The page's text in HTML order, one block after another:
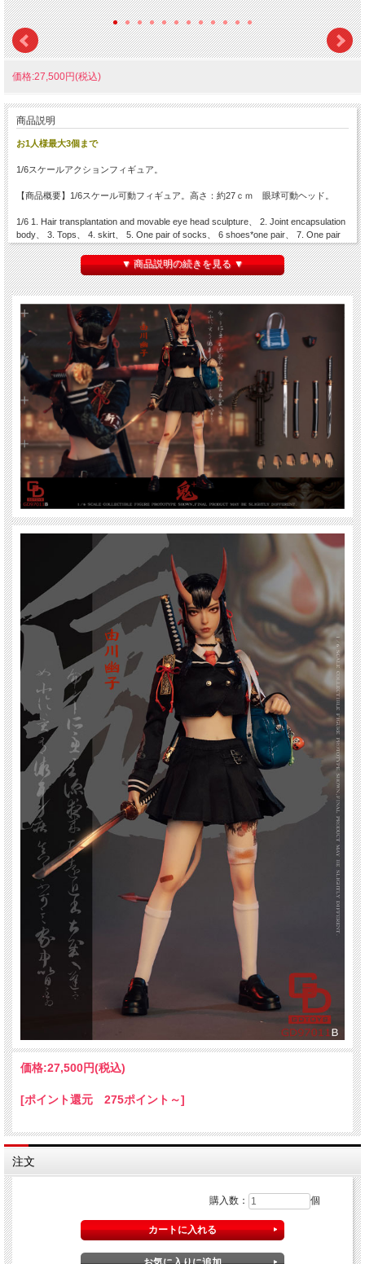
価格:27,500円(税込)
商品説明
お1人様最大3個まで
1/6スケールアクションフィギュア。
【商品概要】1/6スケール可動フィギュア。高さ：約27ｃｍ 眼球可動ヘッド。
1/6 1. Hair transplantation and movable eye head sculpture、 2. Joint encapsulation
body、 3. Tops、 4. skirt、 5. One pair of socks、 6 shoes*one pair、 7. One pair
of sleeves、 8.Underwear、 9.Face mask、 10.Gauze、 11. Band-Aid、 12. Hair
rope、 13. Guard plate*pair、 14.Armed sling、 15.Student bag、 16. Hanging
ornaments、 17. A pair of short knives*、 18.Sleeveband、 19. Gatling gun、
20.Bullet chain、 21.Hand shape*6、 22.Tail、 23. Bracket、 24. Collar rope
※本体の材質・生産の都合上、ボディ等の一部に色移り・色ムラ・くすみ等がある
場合がございます。
※関節の固さ・ゆるさ・左右差には個体差がございます。
※パッケージには擦れ・角つぶれ等のダメージがございます。
※画像は試作品のため色味等、実際の商品と異なる場合がございます。ご了承の上
ご注文ください。
▼ 商品説明の続きを見る ▼
価格:27,500円(税込)
[ポイント還元 275ポイント～]
注文
購入数： 個